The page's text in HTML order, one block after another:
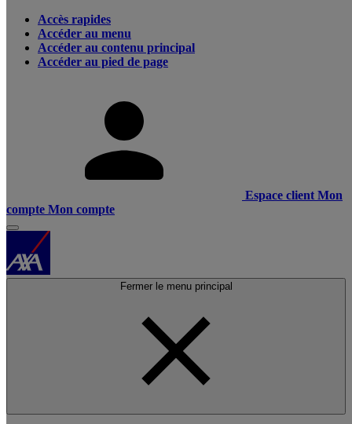
Accès rapides
Accéder au menu
Accéder au contenu principal
Accéder au pied de page
Espace client Mon
compte Mon compte
Fermer le menu principal